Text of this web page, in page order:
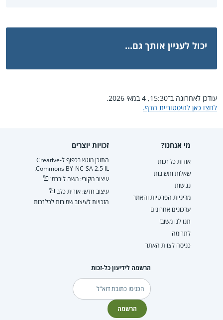
יכול לעניין אותך גם...
עודכן לאחרונה ב־15:30, 4 במאי 2026.
לחצו כאן להיסטוריית הדף.
מי אנחנו?
אודות כל-זכות
שאלות ותשובות
נגישות
מדיניות הפרטיות והאתר
עדכונים אחרונים
תנו לנו משוב!
לתרומה
כניסה לצוות האתר
זכויות יוצרים
התוכן מוגש בכפוף ל-Creative
Commons BY-NC-SA 2.5 IL.
עיצוב מקורי: משה ליברמן
עיצוב חדש: אורית כלב
הזכויות לעיצוב שמורות לכל זכות
הרשמה לידיעון כל-זכות
דוא"ל
הרשמה